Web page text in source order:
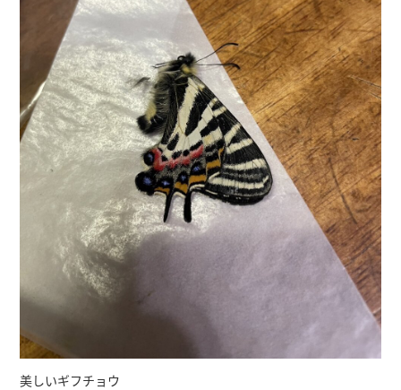
美しいギフチョウ